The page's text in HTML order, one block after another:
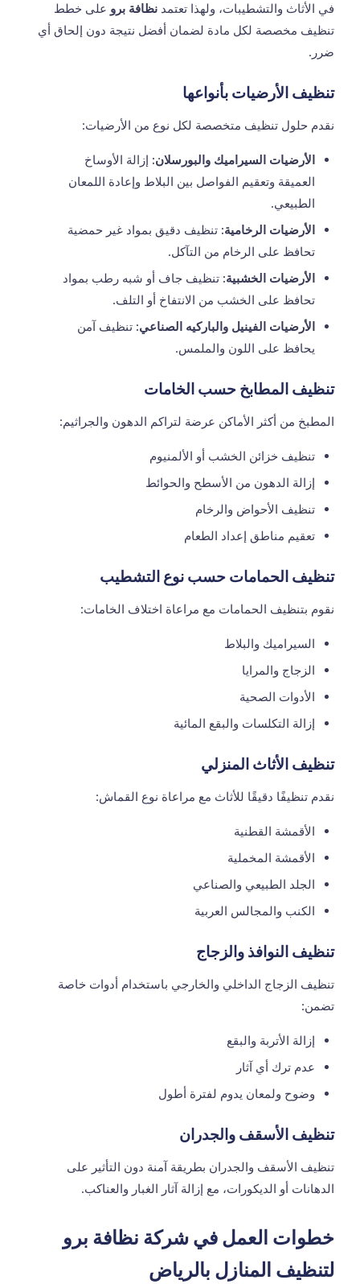
في الأثاث والتشطيبات، ولهذا تعتمد نظافة برو على خطط
تنظيف مخصصة لكل مادة لضمان أفضل نتيجة دون إلحاق أي
ضرر.
تنظيف الأرضيات بأنواعها
نقدم حلول تنظيف متخصصة لكل نوع من الأرضيات:
الأرضيات السيراميك والبورسلان: إزالة الأوساخ
العميقة وتعقيم الفواصل بين البلاط وإعادة اللمعان
الطبيعي.
الأرضيات الرخامية: تنظيف دقيق بمواد غير حمضية
تحافظ على الرخام من التآكل.
الأرضيات الخشبية: تنظيف جاف أو شبه رطب بمواد
تحافظ على الخشب من الانتفاخ أو التلف.
الأرضيات الفينيل والباركيه الصناعي: تنظيف آمن
يحافظ على اللون والملمس.
تنظيف المطابخ حسب الخامات
المطبخ من أكثر الأماكن عرضة لتراكم الدهون والجراثيم:
تنظيف خزائن الخشب أو الألمنيوم
إزالة الدهون من الأسطح والحوائط
تنظيف الأحواض والرخام
تعقيم مناطق إعداد الطعام
تنظيف الحمامات حسب نوع التشطيب
نقوم بتنظيف الحمامات مع مراعاة اختلاف الخامات:
السيراميك والبلاط
الزجاج والمرايا
الأدوات الصحية
إزالة التكلسات والبقع المائية
تنظيف الأثاث المنزلي
نقدم تنظيفًا دقيقًا للأثاث مع مراعاة نوع القماش:
الأقمشة القطنية
الأقمشة المخملية
الجلد الطبيعي والصناعي
الكنب والمجالس العربية
تنظيف النوافذ والزجاج
تنظيف الزجاج الداخلي والخارجي باستخدام أدوات خاصة
تضمن:
إزالة الأتربة والبقع
عدم ترك أي آثار
وضوح ولمعان يدوم لفترة أطول
تنظيف الأسقف والجدران
تنظيف الأسقف والجدران بطريقة آمنة دون التأثير على
الدهانات أو الديكورات، مع إزالة آثار الغبار والعناكب.
خطوات العمل في شركة نظافة برو
لتنظيف المنازل بالرياض